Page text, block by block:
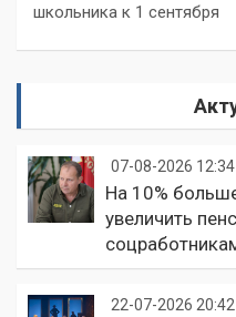
школьника к 1 сентября
07-08-2026 12:34
На 10%
увеличить
22-07-2026 20:42